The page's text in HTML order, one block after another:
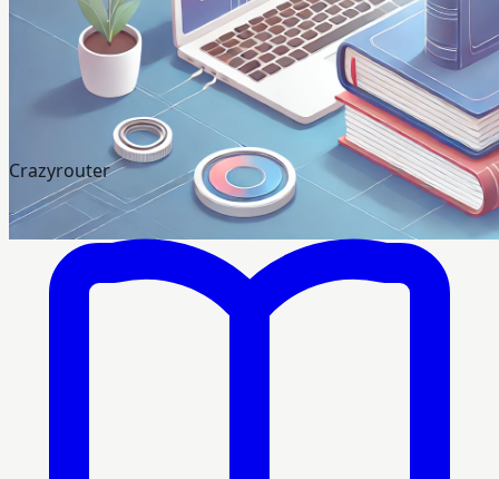
Crazyrouter